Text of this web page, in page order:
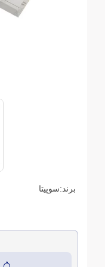
برند:سوپیتا